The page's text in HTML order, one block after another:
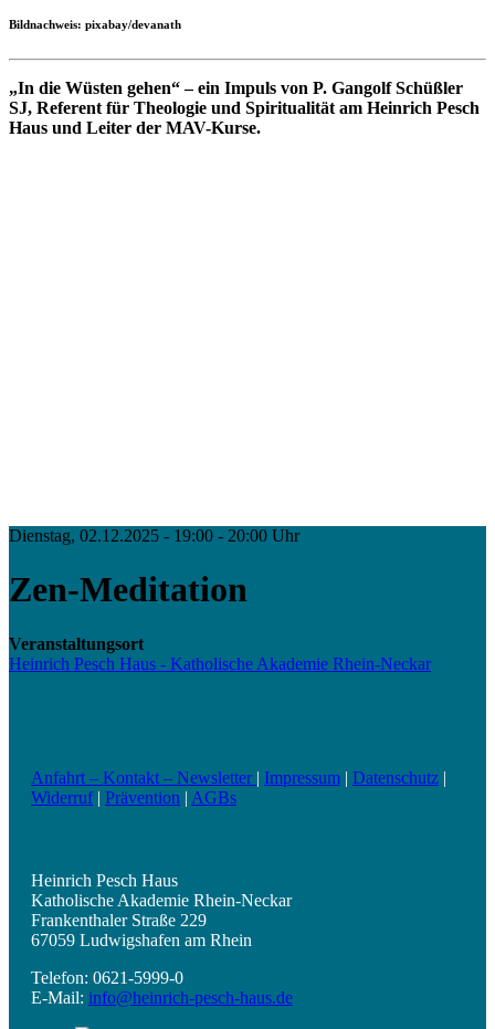
Bildnachweis: pixabay/devanath
„In die Wüsten gehen“ – ein Impuls von P. Gangolf Schüßler
SJ, Referent für Theologie und Spiritualität am Heinrich Pesch
Haus und Leiter der MAV-Kurse.
Dienstag, 02.12.2025 - 19:00 - 20:00 Uhr
Zen-Meditation
Veranstaltungsort
Heinrich Pesch Haus - Katholische Akademie Rhein-Neckar
Anfahrt – Kontakt – Newsletter | Impressum | Datenschutz |
Widerruf| Prävention | AGBs
Heinrich Pesch Haus
Katholische Akademie Rhein-Neckar
Frankenthaler Straße 229
67059 Ludwigshafen am Rhein
Telefon: 0621-5999-0
E-Mail: info@heinrich-pesch-haus.de